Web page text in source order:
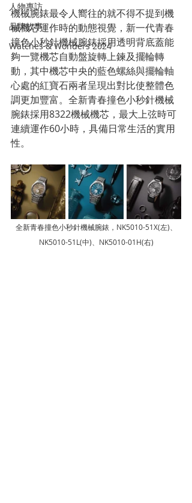
人物專訪
品牌故事
Watches & Wonders 2024
機械腕錶最令人嚮往的就不得不提到機
械機芯運作時的動態視覺，新一代青春
撞色小秒針機械腕錶採用透明背底蓋能
夠一覽機芯自動盤旋轉上鍊及擺輪轉
動，其中機芯中央的藍色螺絲與擺輪軸
心處的紅寶石兩者呈現出對比使整體色
調更加豐富。全新青春撞色小秒針機械
腕錶採用8322機械機芯，最大上弦時可
連續運作60小時，具備日常生活的實用
性。
全新青春撞色小秒針機械腕錶，NK5010-51X(左)、
NK5010-51L(中)、NK5010-01H(右)